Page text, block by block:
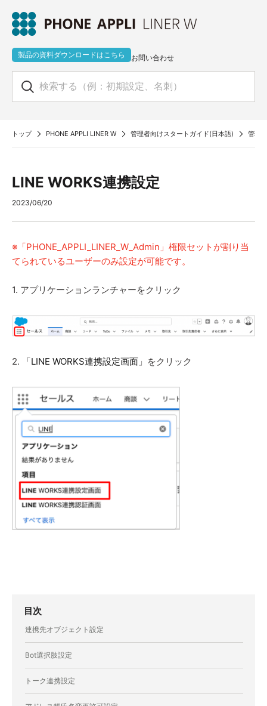
製品の資料ダウンロードはこちら お問い合わせ
トップ PHONE APPLI LINER W 管理者向けスタートガイド(日本語) 管理
LINE WORKS連携設定
2023/06/20
※「PHONE_APPLI_LINER_W_Admin」権限セットが割り当
てられているユーザーのみ設定が可能です。
1. アプリケーションランチャーをクリック
2. 「LINE WORKS連携設定画面 」をクリック
目次
連携先オブジェクト設定
Bot選択肢設定
トーク連携設定